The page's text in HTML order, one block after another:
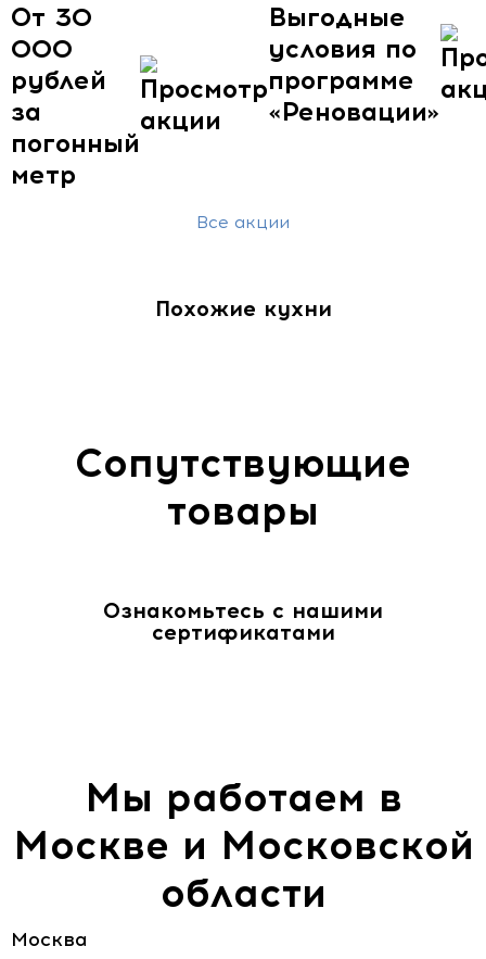
От 30
000
рублей
за
погонный
метр
Выгодные
условия по
программе
«Реновации»
Все акции
Похожие кухни
Сопутствующие
товары
Ознакомьтесь с нашими
сертификатами
Мы работаем в
Москве и Московской
области
Москва